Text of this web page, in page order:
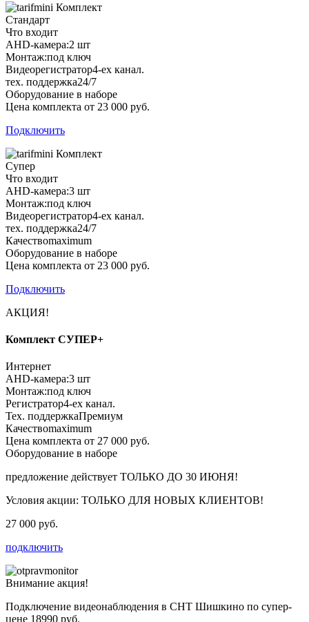
Комплект
Стандарт
Что входит
AHD-камера:2 шт
Монтаж:под ключ
Видеорегистратор4-ех канал.
тех. поддержка24/7
Оборудование в наборе
Цена комплекта от 23 000 руб.
Подключить
Комплект
Супер
Что входит
AHD-камера:3 шт
Монтаж:под ключ
Видеорегистратор4-ех канал.
тех. поддержка24/7
Качествоmaximum
Оборудование в наборе
Цена комплекта от 23 000 руб.
Подключить
АКЦИЯ!
Комплект СУПЕР+
Интернет
AHD-камера:3 шт
Монтаж:под ключ
Регистратор4-ех канал.
Тех. поддержкаПремиум
Качествоmaximum
Цена комплекта от 27 000 руб.
Оборудование в наборе
предложение действует ТОЛЬКО ДО 30 ИЮНЯ!
Условия акции: ТОЛЬКО ДЛЯ НОВЫХ КЛИЕНТОВ!
27 000 руб.
подключить
Внимание акция!
Подключение видеонаблюдения в СНТ Шишкино по супер-
цене 18990 руб.